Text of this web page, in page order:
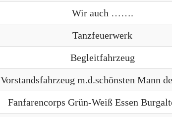
Wir auch …….
Tanzfeuerwerk
Begleitfahrzeug
Vorstandsfahrzeug m.d.schönsten Mann
Fanfarencorps Grün-Weiß Essen